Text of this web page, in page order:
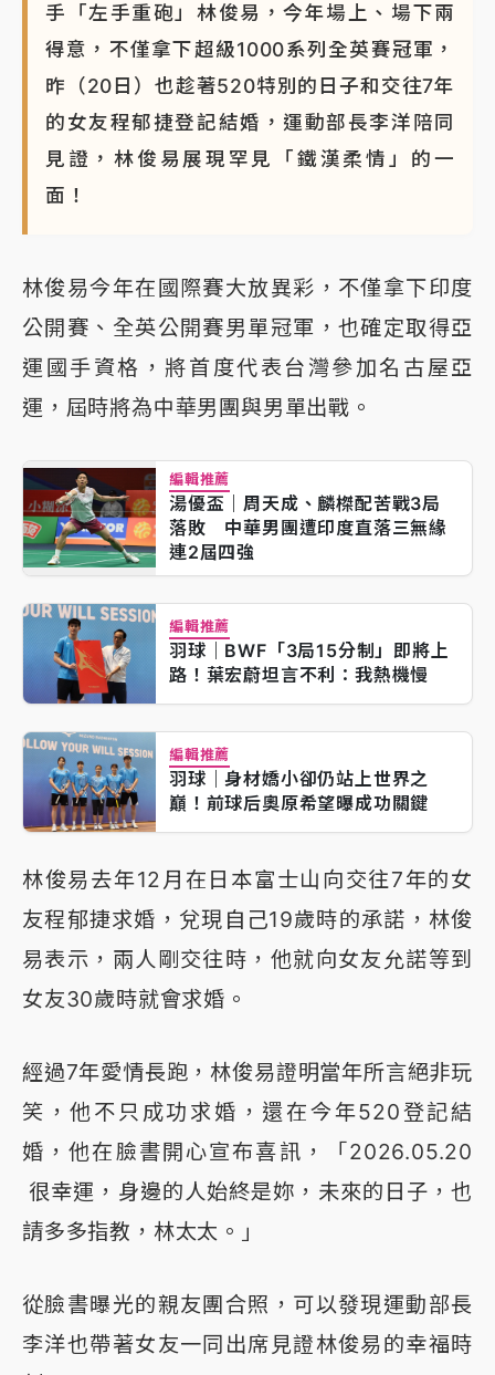
手「左手重砲」林俊易，今年場上、場下兩
得意，不僅拿下超級1000系列全英賽冠軍，
昨（20日）也趁著520特別的日子和交往7年
的女友程郁捷登記結婚，運動部長李洋陪同
見證，林俊易展現罕見「鐵漢柔情」的一
面！
林俊易今年在國際賽大放異彩，不僅拿下印度
公開賽、全英公開賽男單冠軍，也確定取得亞
運國手資格，將首度代表台灣參加名古屋亞
運，屆時將為中華男團與男單出戰。
編輯推薦
湯優盃｜周天成、麟榤配苦戰3局
落敗 中華男團遭印度直落三無緣
連2屆四強
編輯推薦
羽球｜BWF「3局15分制」即將上
路！葉宏蔚坦言不利：我熱機慢
編輯推薦
羽球｜身材嬌小卻仍站上世界之
巔！前球后奧原希望曝成功關鍵
林俊易去年12月在日本富士山向交往7年的女
友程郁捷求婚，兌現自己19歲時的承諾，林俊
易表示，兩人剛交往時，他就向女友允諾等到
女友30歲時就會求婚。
經過7年愛情長跑，林俊易證明當年所言絕非玩
笑，他不只成功求婚，還在今年520登記結
婚，他在臉書開心宣布喜訊，「2026.05.20
很幸運，身邊的人始終是妳，未來的日子，也
請多多指教，林太太。」
從臉書曝光的親友團合照，可以發現運動部長
李洋也帶著女友一同出席見證林俊易的幸福時